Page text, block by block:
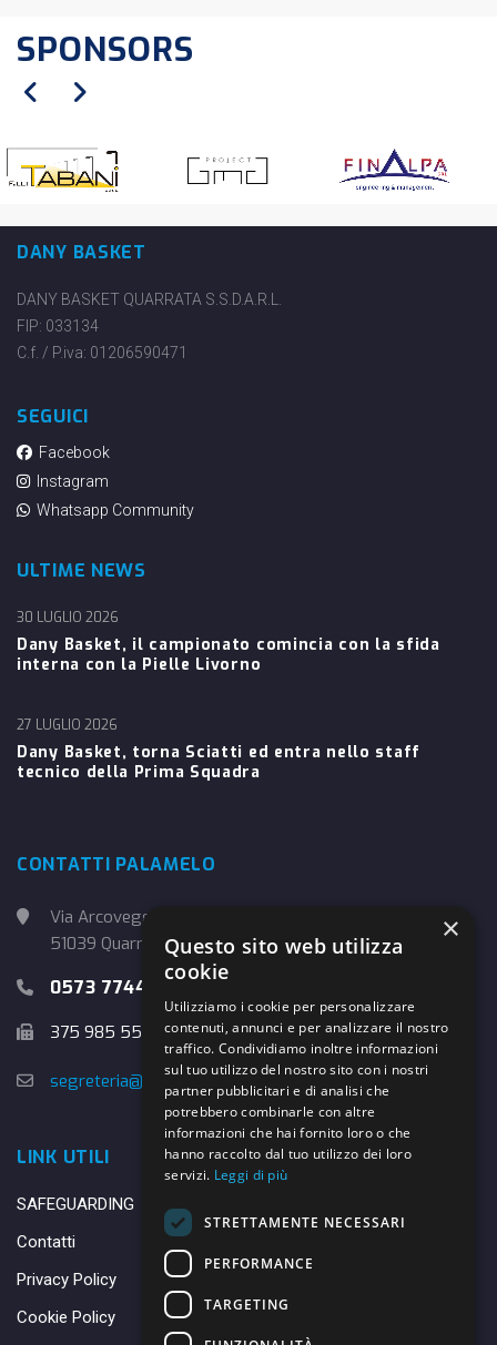
SPONSORS
DANY BASKET
DANY BASKET QUARRATA S.S.D.A.R.L.
FIP: 033134
C.f. / P.iva: 01206590471
SEGUICI
Facebook
Instagram
Whatsapp Community
ULTIME NEWS
Dany Basket, il campionato comincia con la sfida
interna con la Pielle Livorno
30 LUGLIO 2026
Dany Basket, torna Sciatti ed entra nello staff
tecnico della Prima Squadra
27 LUGLIO 2026
CONTATTI PALAMELO
Via Arcoveggio, 4
51039 Quarrata (PT)
0573 774457
375 985 5526
segreteria@danybasket.it
LINK UTILI
SAFEGUARDING
Contatti
Privacy Policy
Cookie Policy
×
Questo sito web utilizza
cookie
Utilizziamo i cookie per personalizzare
contenuti, annunci e per analizzare il nostro
traffico. Condividiamo inoltre informazioni
sul tuo utilizzo del nostro sito con i nostri
partner pubblicitari e di analisi che
potrebbero combinarle con altre
informazioni che hai fornito loro o che
hanno raccolto dal tuo utilizzo dei loro
servizi. Leggi di più
STRETTAMENTE NECESSARI
PERFORMANCE
TARGETING